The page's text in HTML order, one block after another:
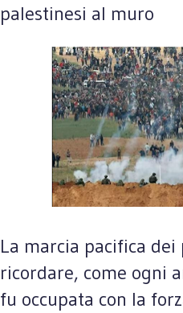
palestinesi al muro
La marcia pacifica
ricordare, come ogni
fu occupata con la